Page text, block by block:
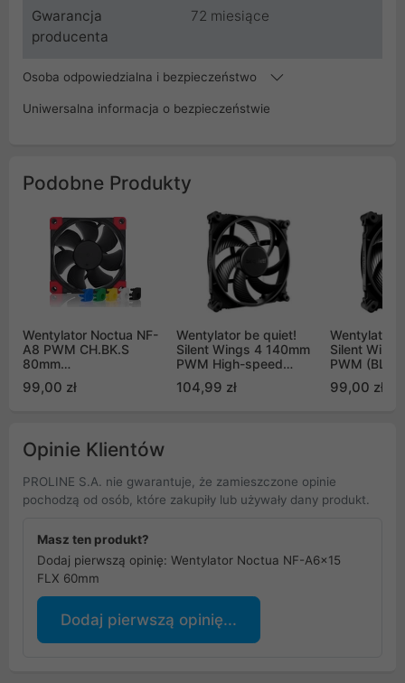
Gwarancja
producenta
72 miesiące
Osoba odpowiedzialna i bezpieczeństwo
Uniwersalna informacja o bezpieczeństwie
Podobne Produkty
Wentylator Noctua NF-
A8 PWM CH.BK.S
80mm
99,00 zł
Wentylator be quiet!
Silent Wings 4 140mm
PWM High-speed
104,99 zł
Wentylator
Silent
PWM
99,00 zł
Opinie Klientów
PROLINE S.A. nie gwarantuje, że zamieszczone opinie
pochodzą od osób, które zakupiły lub używały dany produkt.
Masz ten produkt?
Dodaj pierwszą opinię: Wentylator Noctua NF-A6x15
FLX 60mm
Dodaj pierwszą opinię...